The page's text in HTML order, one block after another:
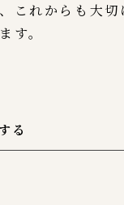
これからも大切
す。
る